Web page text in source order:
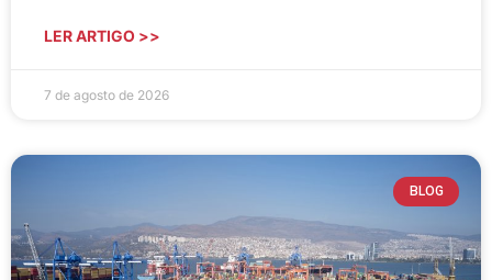
LER ARTIGO >>
7 de agosto de 2026
BLOG